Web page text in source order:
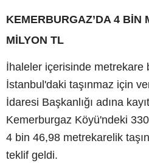
KEMERBURGAZ’DA 4 BİN
MİLYON TL
İhaleler içerisinde metrekare
İstanbul'daki taşınmaz için
İdaresi Başkanlığı adına
Kemerburgaz Köyü'ndeki
4 bin 46,98 metrekarelik
teklif geldi.